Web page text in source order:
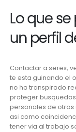
Lo que
un perfil
Contactar a seres,
te esta guinando el
no ha transpirado
proteger
personales de
asi­ como
tener via al trabajo